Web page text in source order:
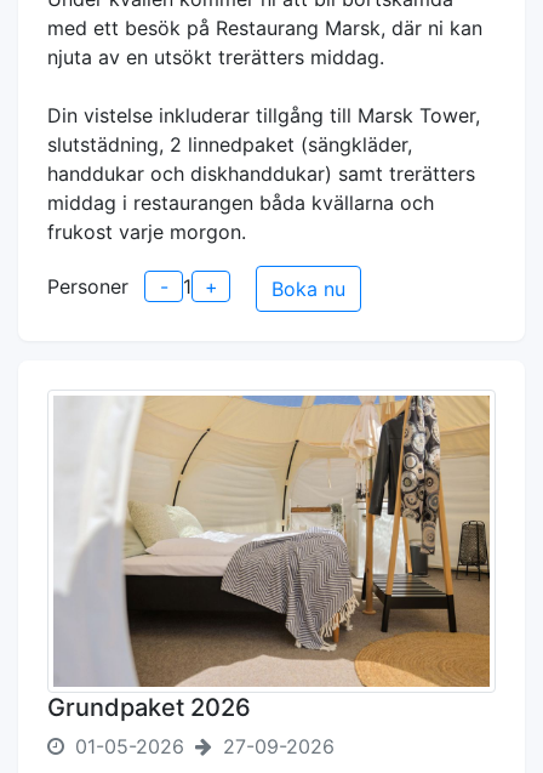
med ett besök på Restaurang Marsk, där ni kan
njuta av en utsökt trerätters middag.
Din vistelse inkluderar tillgång till Marsk Tower,
slutstädning, 2 linnedpaket (sängkläder,
handdukar och diskhanddukar) samt trerätters
middag i restaurangen båda kvällarna och
frukost varje morgon.
Personer - 1 + Boka nu
Grundpaket 2026
01-05-2026 27-09-2026